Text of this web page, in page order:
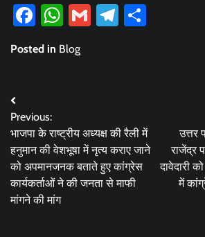
Facebook
WhatsApp
GmailTelegram
Posted in Blog
Post
navigation
Previous:
भाजपा के राष्ट्रीय अध्यक्ष की रैली में
हनुमान की वेशभूषा में नृत्य कराए जाने
को अपमानजनक बताते हुए कांग्रेस
कार्यकर्ताओं ने की जनता से माफी
मांगने की मांग
उत्तर
राजेंद्र
दावेदारी
में